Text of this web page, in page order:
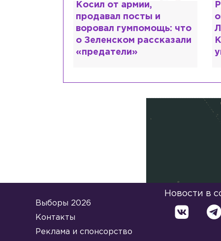
Рыдает из-за мужа, но
опять флиртует с
Лазаревым: как Лера
Кудрявцева сходит с
ума
Выборы 2026
Контакты
Реклама и спонсорство
Новости в